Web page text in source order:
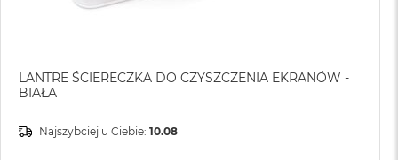
LANTRE ŚCIERECZKA DO CZYSZCZENIA EKRANÓW -
BIAŁA
Najszybciej u Ciebie: 10.08